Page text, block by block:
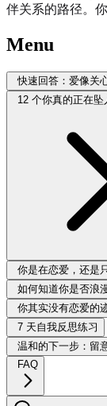
伴关系的路径。
Menu
快速回答：爱像关
12 个你真的正在坠
你是在恋爱，还是
如何知道你是否浪
你其实没有恋爱的
7 天自我反思练习
温和的下一步：留
FAQ